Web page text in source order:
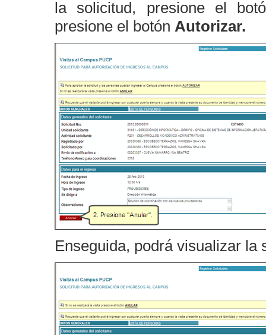
la solicitud, presione el
presione el botón Autorizar.
Enseguida, podrá visualizar la